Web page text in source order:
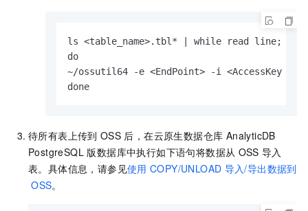
ls <table_name>.tbl *
while read line;
~/ossutil64 -e <EndPoint> -i <AccessKey ID
done
待所有表上传到 OSS 后，在云原生数据仓库 AnalyticDB
PostgreSQL 版数据库中执行如下语句将数据从 OSS 导入
表。具体信息，请参见使用 COPY/UNLOAD 导入/导出数据到
OSS。